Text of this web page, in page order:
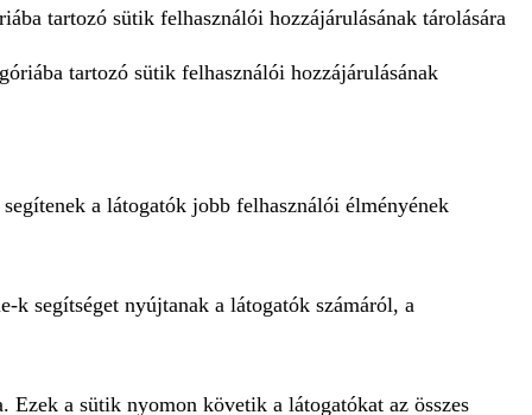
tartozó sütik felhasználói hozzájárulásának tárolására
tartozó sütik felhasználói hozzájárulásának
a látogatók jobb felhasználói élményének
k segítséget nyújtanak a látogatók számáról, a
Ezek a sütik nyomon követik a látogatókat az összes